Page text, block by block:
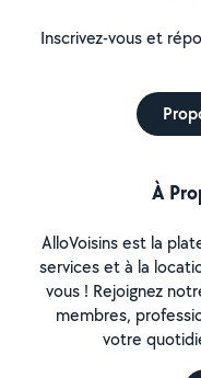
Inscrivez-vous et
À
AlloVoisins est la
services et à la
vous ! Rejoignez
membres,
votre